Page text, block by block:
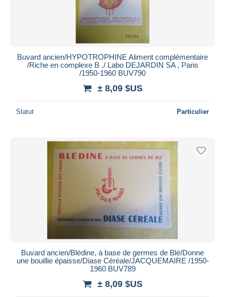
Buvard ancien/HYPOTROPHINE Aliment complémentaire
/Riche en complexe B ./ Labo DEJARDIN SA , Paris
/1950-1960 BUV790
± 8,09 $US
Statut Particulier
Buvard ancien/Blédine, à base de germes de Blé/Donne
une bouillie épaisse/Diase Céréale/JACQUEMAIRE /1950-
1960 BUV789
± 8,09 $US